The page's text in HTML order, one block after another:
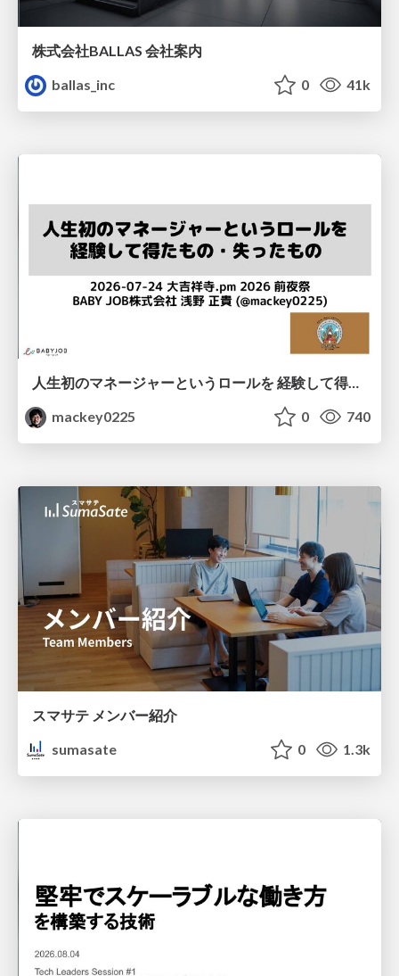
株式会社BALLAS 会社案内
ballas_inc
0 41k
人生初のマネージャーというロールを 経験して得たもの・失ったもの / Reflections on My First Manager Role
mackey0225
0 740
スマサテ メンバー紹介
sumasate
0 1.3k